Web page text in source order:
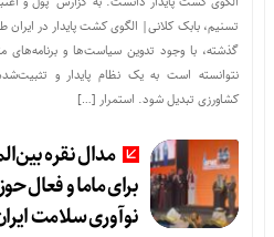
تسنیم، بابک کلانی| الگوی کشت پایدار در
گذشته، با وجود تدوین سیاست‌ها و برنامه‌های
نتوانسته است به یک نظام پایدار و
کشاورزی تبدیل شود. استمرار […]
مدال نقره
برای ماما و فعال
نوآوری سلامت